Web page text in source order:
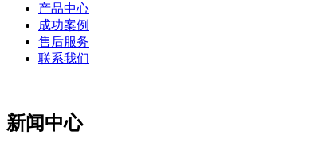
产品中心
成功案例
售后服务
联系我们
新闻中心